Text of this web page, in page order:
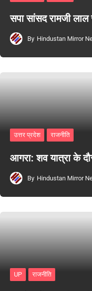
सपा सांसद रामजी
By Hindustan Mirror
उत्तर प्रदेश राजनीति
आगरा: शव यात्रा के
By Hindustan Mirror
UP राजनीति